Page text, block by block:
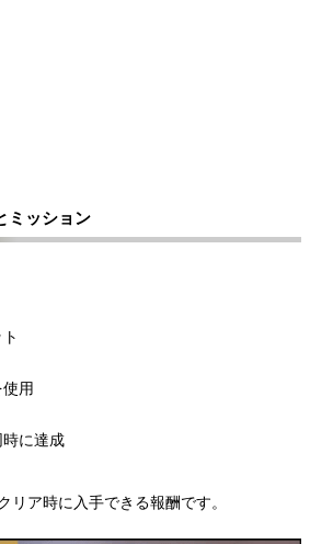
ミッション
使用
に達成
ア時に入手できる報酬です。